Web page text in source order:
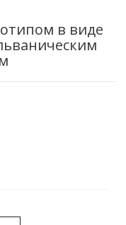
в виде